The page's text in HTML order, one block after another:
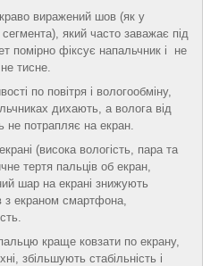
виражений шов (як у
сегмента), який часто заважає під
помірно фіксує напальчник і не
тисне.
по повітря і вологообміну,
дихають, а волога від
потрапляє на екран.
(висока вологість, пара та
тертя пальців об екран,
шар на екрані знижують
з екраном смартфона,
краще ковзати по екрану,
збільшують стабільність і